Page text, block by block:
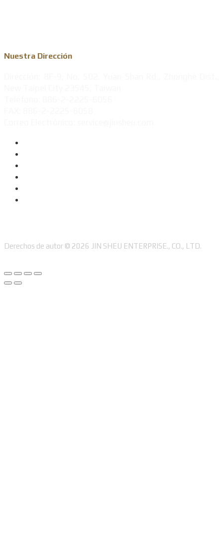
Nuestra Dirección
Derechos de autor © 2026 JIN SHEU ENTERPRISE., CO., LTD.